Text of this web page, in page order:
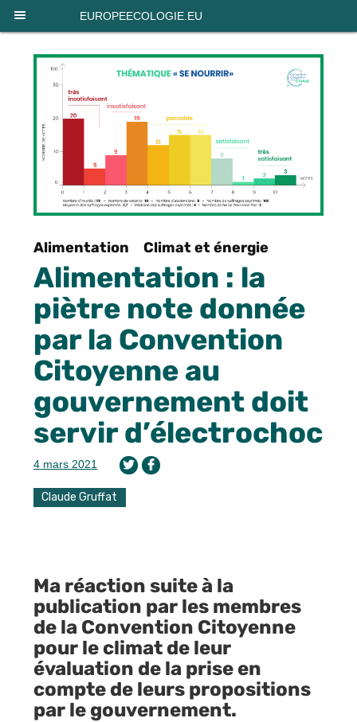
EUROPEECOLOGIE.EU
Alimentation Climat et énergie
Alimentation : la
piètre note donnée
par la Convention
Citoyenne au
gouvernement doit
servir d’électrochoc
4 mars 2021
Claude Gruffat
Ma réaction suite à la
publication par les membres
de la Convention Citoyenne
pour le climat de leur
évaluation de la prise en
compte de leurs propositions
par le gouvernement.